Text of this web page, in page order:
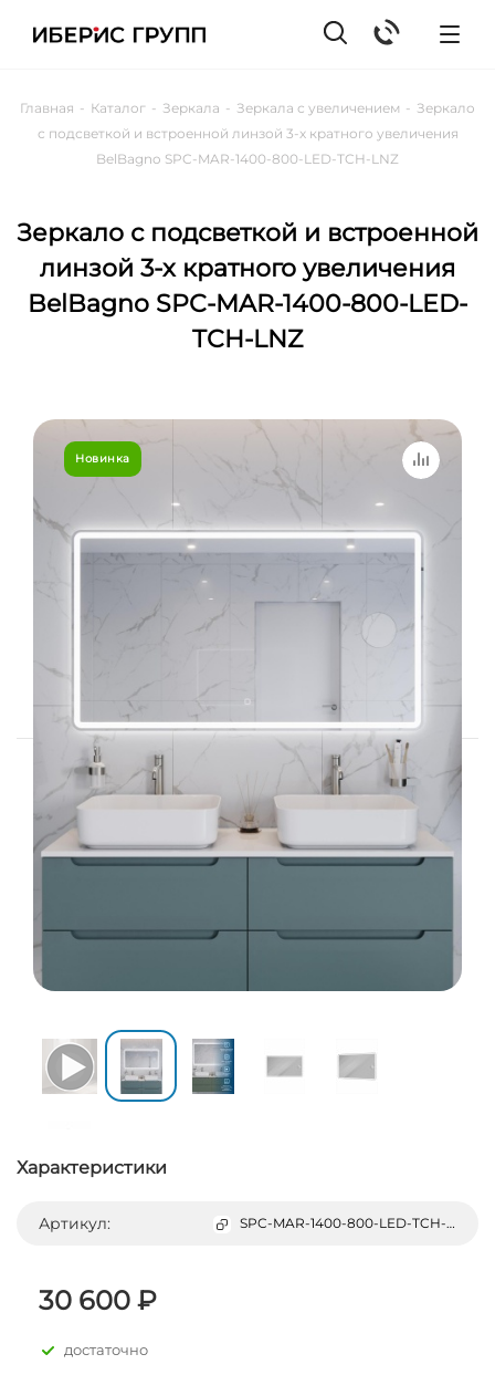
Главная - Каталог - Зеркала - Зеркала с увеличением - Зеркало
с подсветкой и встроенной линзой 3-х кратного увеличения
BelBagno SPC-MAR-1400-800-LED-TCH-LNZ
Зеркало с подсветкой и встроенной
линзой 3-х кратного увеличения
BelBagno SPC-MAR-1400-800-LED-
TCH-LNZ
Новинка
Характеристики
Артикул: SPC-MAR-1400-800-LED-TCH-LNZ
30 600 ₽
достаточно